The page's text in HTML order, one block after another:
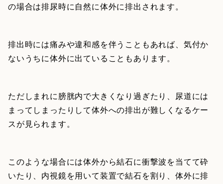
の場合は排尿時に自然に体外に排出されます。
排出時には痛みや違和感を伴うこともあれば、気付か
ないうちに体外に出ていることもあります。
ただしまれに膀胱内で大きくなり過ぎたり、尿道には
まってしまったりして体外への排出が難しくなるケー
スが見られます。
このような場合には体外から結石に衝撃波を当てて砕
いたり、内視鏡を用いて装置で結石を割り、体外に排